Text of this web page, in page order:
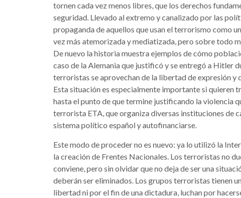
tornen cada vez menos libres, que los derechos
seguridad. Llevado al extremo y canalizado por las
propaganda de aquellos que usan el terrorismo como
vez más atemorizada y mediatizada, pero sobre todo
De nuevo la historia muestra ejemplos de cómo
caso de la Alemania que justificó y se entregó a Hitler
terroristas se aprovechan de la libertad de expresión
Esta situación es especialmente importante si quieren
hasta el punto de que termine justificando la violencia
terrorista ETA, que organiza diversas instituciones de
sistema político español y autofinanciarse.
Este modo de proceder no es nuevo: ya lo utilizó la
la creación de Frentes Nacionales. Los terroristas no
conviene, pero sin olvidar que no deja de ser una
deberán ser eliminados. Los grupos terroristas tienen
libertad ni por el fin de una dictadura, luchan por